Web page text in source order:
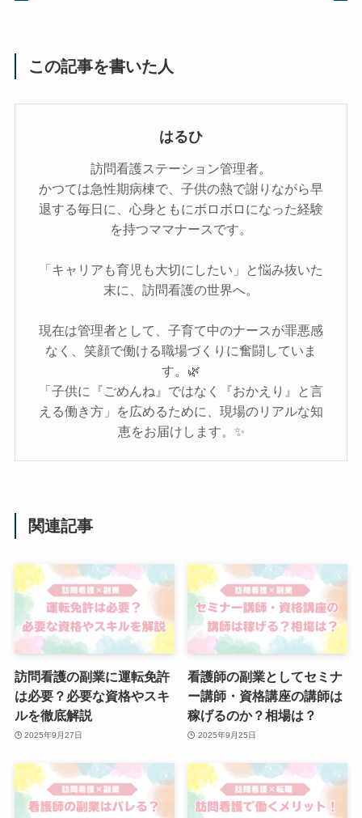
この記事を書いた人
はるひ
訪問看護ステーション管理者。
かつては急性期病棟で、子供の熱で謝りながら早
退する毎日に、心身ともにボロボロになった経験
を持つママナースです。
「キャリアも育児も大切にしたい」と悩み抜いた
末に、訪問看護の世界へ。
現在は管理者として、子育て中のナースが罪悪感
なく、笑顔で働ける職場づくりに奮闘していま
す。🌿
「子供に『ごめんね』ではなく『おかえり』と言
える働き方」を広めるために、現場のリアルな知
恵をお届けします。✨
関連記事
訪問看護の副業に運転免許
は必要？必要な資格やスキ
ルを徹底解説
2025年9月27日
看護師の副業としてセミナ
ー講師・資格講座の講師は
稼げるのか？相場は？
2025年9月25日